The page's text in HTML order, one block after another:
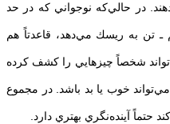
در حالي‌كه نوجواني كه در حد
تن به ريسك مي‌دهد، قاعدتاً هم
شخصاً چيزهايي را كشف كرده
خوب يا بد باشد. در مجموع
آينده‌نگري بهتري دارد.